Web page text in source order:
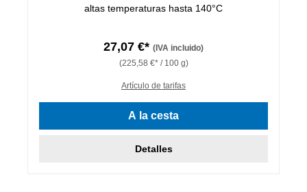
altas temperaturas hasta 140°C
27,07 €* (IVA incluido)
(225,58 €* / 100 g)
Artículo de tarifas
A la cesta
Detalles